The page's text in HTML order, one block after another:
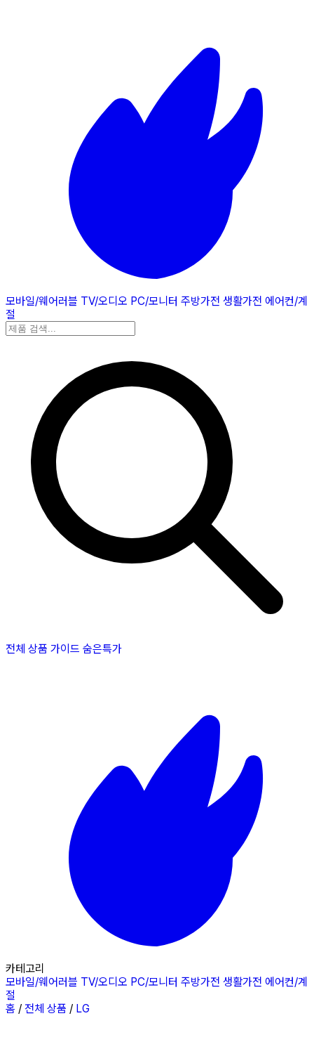
모바일/웨어러블 TV/오디오 PC/모니터 주방가전 생활가전 에어컨/계
절
전체 상품 가이드 숨은특가
카테고리
모바일/웨어러블 TV/오디오 PC/모니터 주방가전 생활가전 에어컨/계
절
홈 / 전체 상품 / LG